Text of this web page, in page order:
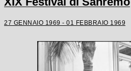
27 GENNAIO 1969 - 01 FEBBRAIO 1969